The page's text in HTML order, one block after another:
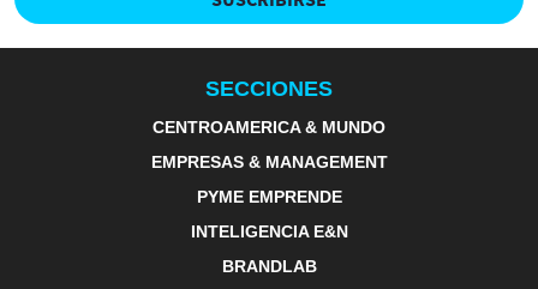
SECCIONES
CENTROAMERICA & MUNDO
EMPRESAS & MANAGEMENT
PYME EMPRENDE
INTELIGENCIA E&N
BRANDLAB